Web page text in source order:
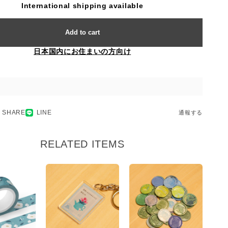
International shipping available
Add to cart
日本国内にお住まいの方向け
SHARE LINE 通報する
RELATED ITEMS